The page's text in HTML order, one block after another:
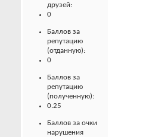
друзей:
0
Баллов за
репутацию
(отданную):
0
Баллов за
репутацию
(полученную):
0.25
Баллов за очки
нарушения